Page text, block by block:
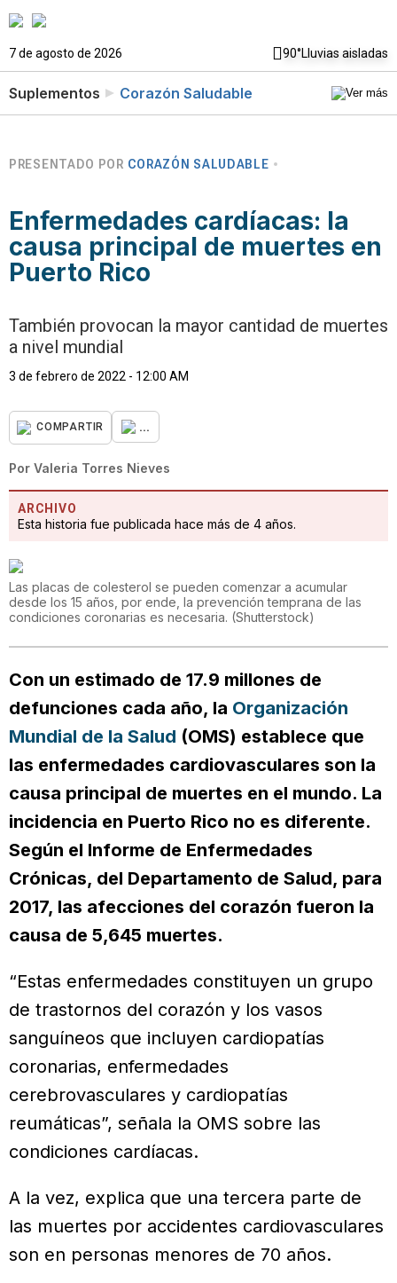
7 de agosto de 2026 90°Lluvias aisladas
Suplementos Corazón Saludable
PRESENTADO POR CORAZÓN SALUDABLE
Enfermedades cardíacas: la
causa principal de muertes en
Puerto Rico
También provocan la mayor cantidad de muertes
a nivel mundial
3 de febrero de 2022 - 12:00 AM
COMPARTIR ...
Por Valeria Torres Nieves
ARCHIVO
Esta historia fue publicada hace más de 4 años.
Las placas de colesterol se pueden comenzar a acumular
desde los 15 años, por ende, la prevención temprana de las
condiciones coronarias es necesaria. (Shutterstock)
Con un estimado de 17.9 millones de
defunciones cada año, la Organización
Mundial de la Salud (OMS) establece que
las enfermedades cardiovasculares son la
causa principal de muertes en el mundo. La
incidencia en Puerto Rico no es diferente.
Según el Informe de Enfermedades
Crónicas, del Departamento de Salud, para
2017, las afecciones del corazón fueron la
causa de 5,645 muertes.
“Estas enfermedades constituyen un grupo
de trastornos del corazón y los vasos
sanguíneos que incluyen cardiopatías
coronarias, enfermedades
cerebrovasculares y cardiopatías
reumáticas”, señala la OMS sobre las
condiciones cardíacas.
A la vez, explica que una tercera parte de
las muertes por accidentes cardiovasculares
son en personas menores de 70 años.